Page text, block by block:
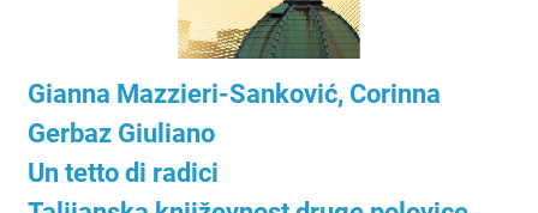
Gianna Mazzieri-Sanković, Corinna
Gerbaz Giuliano
Un tetto di radici